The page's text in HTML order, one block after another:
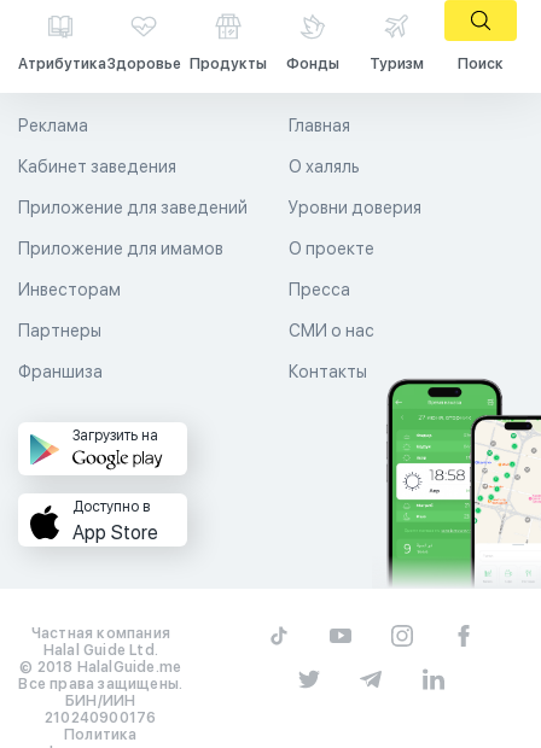
АтрибутикаЗдоровье Продукты Фонды Туризм Поиск
Главная
О халяль
Уровни доверия
Реклама
Кабинет заведения
Приложение для заведений
Приложение для имамов О проекте
Пресса
СМИ о нас
Контакты
Инвесторам
Партнеры
Франшиза
Загрузить на
Доступно в
App Store
Частная компания
Halal Guide Ltd.
© 2018 HalalGuide.me
Все права защищены.
БИН/ИИН
210240900176
Политика